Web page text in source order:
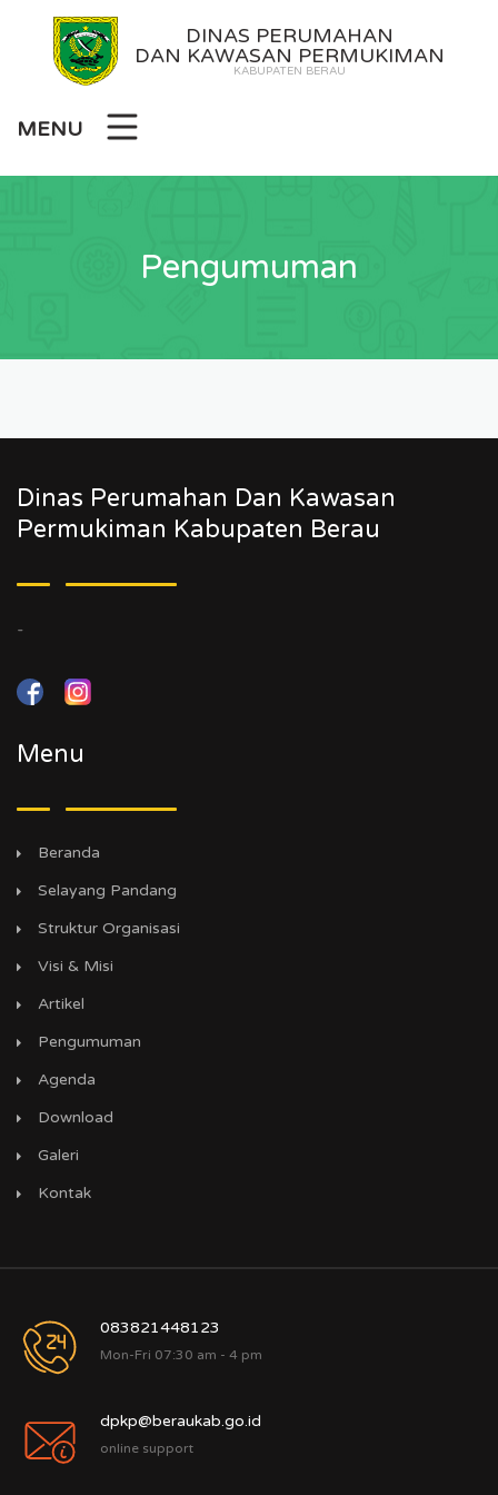
DINAS PERUMAHAN
DAN KAWASAN PERMUKIMAN
KABUPATEN BERAU
MENU
Pengumuman
Dinas Perumahan Dan Kawasan
Permukiman Kabupaten Berau
-
Menu
Beranda
Selayang Pandang
Struktur Organisasi
Visi & Misi
Artikel
Pengumuman
Agenda
Download
Galeri
Kontak
083821448123
Mon-Fri 07:30 am - 4 pm
dpkp@beraukab.go.id
online support